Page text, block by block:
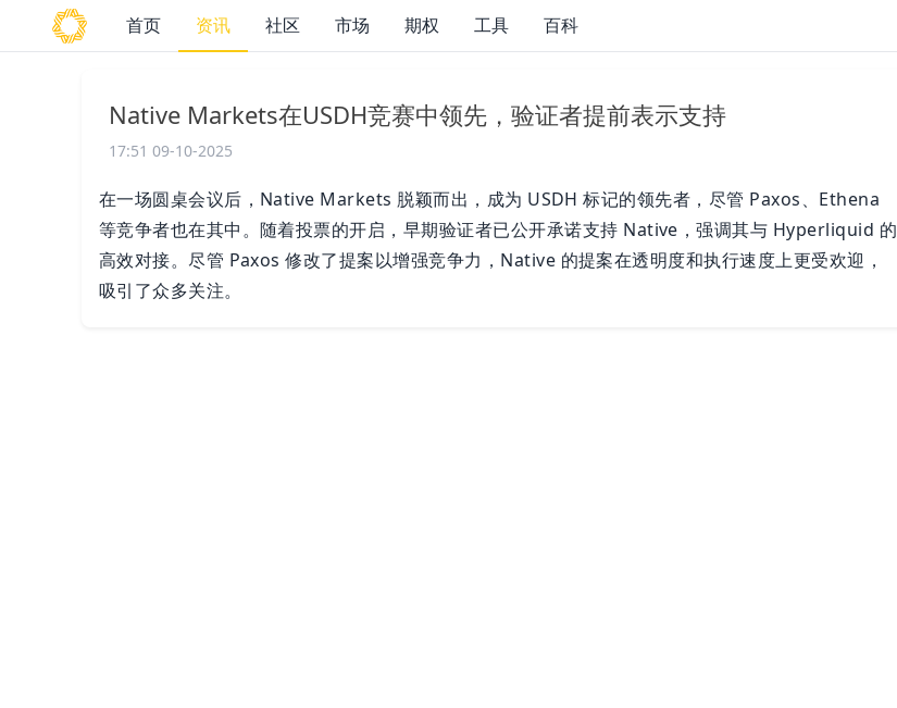
首页 资讯 社区 市场 期权 工具 百科
Native Markets在USDH竞赛中领先，验证者提前表示支持
17:51 09-10-2025
在一场圆桌会议后，Native Markets 脱颖而出，成为 USDH 标记的领先者，尽管 Paxos、Ethena
等竞争者也在其中。随着投票的开启，早期验证者已公开承诺支持 Native，强调其与 Hyperliquid 的
高效对接。尽管 Paxos 修改了提案以增强竞争力，Native 的提案在透明度和执行速度上更受欢迎，
吸引了众多关注。